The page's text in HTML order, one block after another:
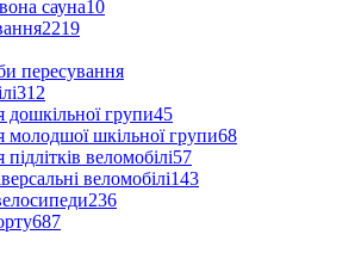
сауна10
2219
пересування
312
дошкільної групи45
молодшої шкільної групи68
підлітків веломобілі57
веломобілі143
236
687